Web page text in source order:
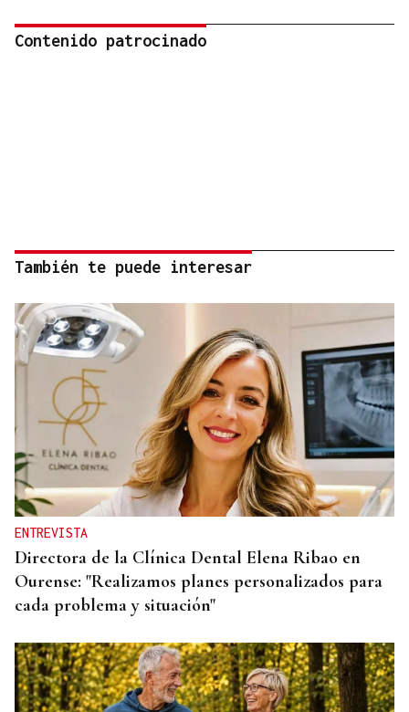
Contenido patrocinado
También te puede interesar
ENTREVISTA
Directora de la Clínica Dental Elena Ribao en
Ourense: "Realizamos planes personalizados para
cada problema y situación"